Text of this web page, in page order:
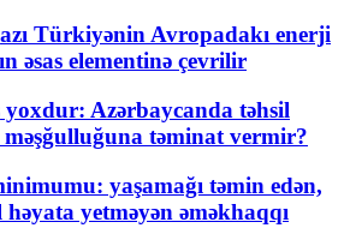
Türkiyənin Avropadakı enerji
əsas elementinə çevrilir
Azərbaycanda təhsil
təminat vermir?
yaşamağı təmin edən,
yetməyən əməkhaqqı